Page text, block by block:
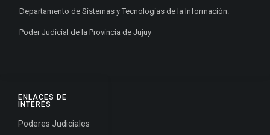
ENLACES DE
INTERÉS
Poderes Judiciales
Departamento de Sistemas y Tecnologías de la Información.
Poder Judicial de la Provincia de Jujuy